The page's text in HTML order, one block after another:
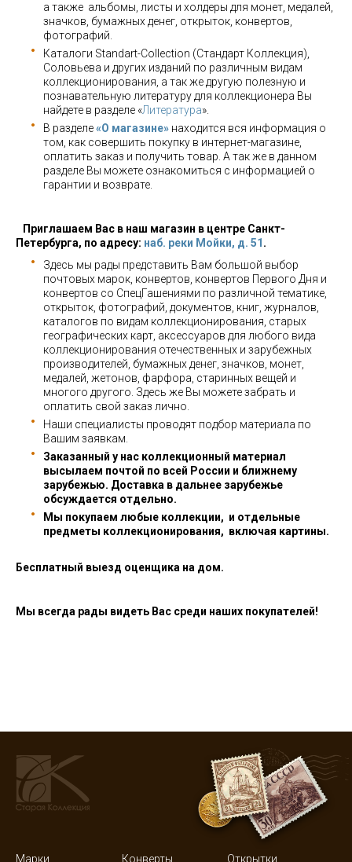
а также альбомы, листы и холдеры для монет, медалей,
значков, бумажных денег, открыток, конвертов,
фотографий.
Каталоги Standart-Collection (Стандарт Коллекция),
Соловьева и других изданий по различным видам
коллекционирования, а так же другую полезную и
познавательную литературу для коллекционера Вы
найдете в разделе «Литература».
В разделе«О магазине» находится вся информация о
том, как совершить покупку в интернет-магазине,
оплатить заказ и получить товар. А так же в данном
разделе Вы можете ознакомиться с информацией о
гарантии и возврате.
Приглашаем Вас в наш магазин в центре Санкт-
Петербурга, по адресу: наб. реки Мойки, д. 51 .
Здесь мы рады представить Вам большой выбор
почтовых марок, конвертов, конвертов Первого Дня и
конвертов со СпецГашениями по различной тематике,
открыток, фотографий, документов, книг, журналов,
каталогов по видам коллекционирования, старых
географических карт, аксессуаров для любого вида
коллекционирования отечественных и зарубежных
производителей, бумажных денег, значков, монет,
медалей, жетонов, фарфора, старинных вещей и
многого другого. Здесь же Вы можете забрать и
оплатить свой заказ лично.
Наши специалисты проводят подбор материала по
Вашим заявкам.
Заказанный у нас коллекционный материал
высылаем почтой по всей России и ближнему
зарубежью. Доставка в дальнее зарубежье
обсуждается отдельно.
Мы покупаем любые коллекции, и отдельные
предметы коллекционирования, включая картины.
Бесплатный выезд оценщика на дом.
Мы всегда рады видеть Вас среди наших покупателей!
Марки Конверты Открытки